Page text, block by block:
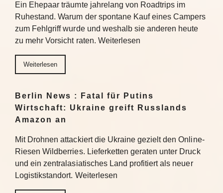
Ein Ehepaar träumte jahrelang von Roadtrips im
Ruhestand. Warum der spontane Kauf eines Campers
zum Fehlgriff wurde und weshalb sie anderen heute
zu mehr Vorsicht raten. Weiterlesen
Weiterlesen
Berlin News : Fatal für Putins
Wirtschaft: Ukraine greift Russlands
Amazon an
Mit Drohnen attackiert die Ukraine gezielt den Online-
Riesen Wildberries. Lieferketten geraten unter Druck
und ein zentralasiatisches Land profitiert als neuer
Logistikstandort. Weiterlesen